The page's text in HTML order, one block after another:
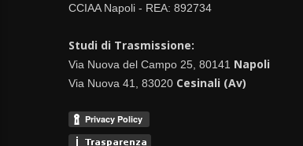
CCIAA Napoli - REA: 892734
Studi di Trasmissione:
Via Nuova del Campo 25, 80141 Napoli
Via Nuova 41, 83020 Cesinali (Av)